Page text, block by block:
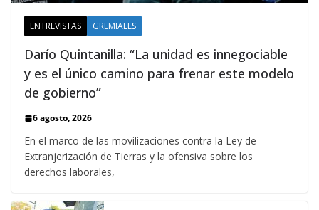
ENTREVISTAS GREMIALES
Darío Quintanilla: “La unidad es innegociable
y es el único camino para frenar este modelo
de gobierno”
6 agosto, 2026
En el marco de las movilizaciones contra la Ley de
Extranjerización de Tierras y la ofensiva sobre los
derechos laborales,